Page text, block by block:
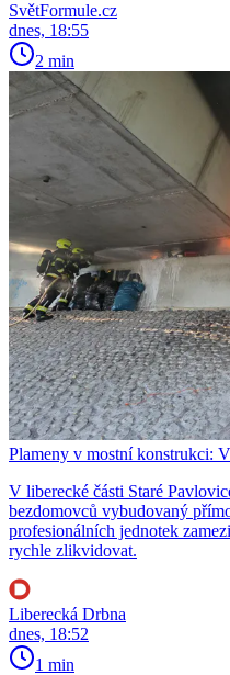
SvětFormule.cz
dnes, 18:55
2 min
Plameny v mostní konstrukci:
V liberecké části Staré
bezdomovců vybudovaný
profesionálních jednotek
rychle zlikvidovat.
Liberecká Drbna
dnes, 18:52
1 min